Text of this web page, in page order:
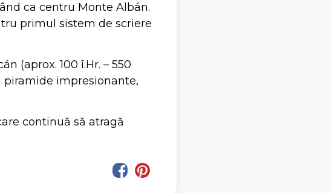
ca centru Monte Albán.
primul sistem de scriere
(aprox. 100 î.Hr. – 550
piramide impresionante,
continuă să atragă